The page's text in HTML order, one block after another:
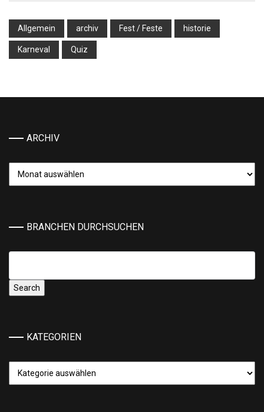
Allgemein archiv Fest / Feste historie
Karneval Quiz
ARCHIV
BRANCHEN DURCHSUCHEN
KATEGORIEN